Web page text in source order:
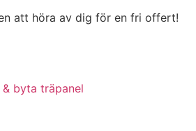
att höra av dig för en fri offert!
byta träpanel